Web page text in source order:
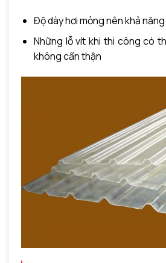
Độ dày hơi mỏng nên khả
Những lỗ vít khi thi công có
không cẩn thận